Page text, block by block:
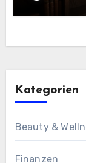
Kategorien
Beauty &
Finanzen